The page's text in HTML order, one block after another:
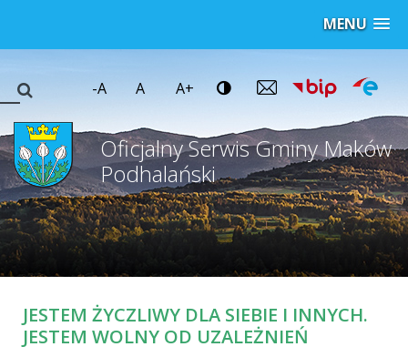
MENU
Oficjalny Serwis Gminy Maków
Podhalański
-A A A+
JESTEM ŻYCZLIWY DLA SIEBIE I INNYCH.
JESTEM WOLNY OD UZALEŻNIEŃ